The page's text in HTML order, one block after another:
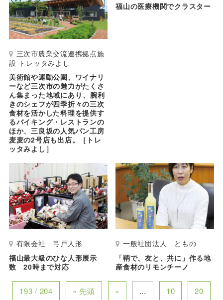
三次市農業交流連携拠点施
設 トレッタみよし
美術館や運動公園、ワイナリ
ーなど三次市の魅力がたくさ
ん集まった地域にあり、腕利
きのシェフが四季折々の三次
食材を活かした料理を提供す
るバイキング・レストランの
ほか、三良坂の人気パン工房
麦麦の2号店も出店。［トレ
ッタみよし］
福山の医療機関でクラスター
有限会社 弓戸人形
福山最大級のひな人形展示
数 20時まで対応
一般社団法人 ともの
「鞆で、友と、共に」作る地
産食材のリモンチーノ
193 / 204 « 先頭 « ... 10
20